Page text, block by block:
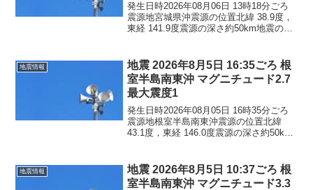
発生日時2026年08月06日 13時18分ごろ
震源地宮城県沖震源の位置北緯 38.9度，
東経 141.9度震源の深さ約50km地震の規
ん。震度1岩手県大船渡市陸前...
地震情報
地震 2026年8月5日 16:35ごろ 根
室半島南東沖 マグニチュード2.7
最大震度1
発生日時2026年08月05日 16時35分ごろ
震源地根室半島南東沖震源の位置北緯
43.1度，東経 146.0度震源の深さ約50km
りません。震度1北海道根室市
地震情報
地震 2026年8月5日 10:37ごろ 根
室半島南東沖 マグニチュード3.3